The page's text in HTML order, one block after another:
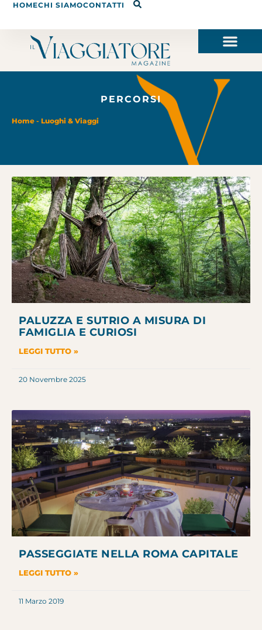
HOMECHI SIAMOCONTATTI
PERCORSI
Home - Luoghi & Viaggi
PALUZZA E SUTRIO A MISURA DI
FAMIGLIA E CURIOSI
LEGGI TUTTO »
20 Novembre 2025
PASSEGGIATE NELLA ROMA CAPITALE
LEGGI TUTTO »
11 Marzo 2019